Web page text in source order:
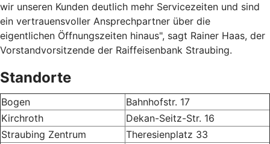
wir unseren Kunden deutlich mehr Servicezeiten und sind
ein vertrauensvoller Ansprechpartner über die
eigentlichen Öffnungszeiten hinaus", sagt Rainer Haas, der
Vorstandvorsitzende der Raiffeisenbank Straubing.
Standorte
Bogen
Bahnhofstr. 17
Kirchroth
Dekan-Seitz-Str. 16
Straubing Zentrum
Theresienplatz 33